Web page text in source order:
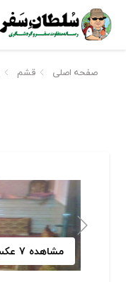
صفحه اصلی قشم
مشاهده 7 عکس دیگر